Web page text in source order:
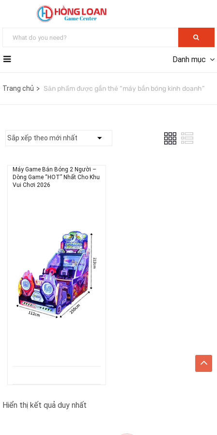
Danh mục
Trang chủ Sản phẩm được gắn thẻ “máy bắn bóng kinh doanh”
Máy Game Bắn Bóng 2 Người –
Dòng Game “HOT” Nhất Cho Khu
Vui Chơi 2026
Hiển thị kết quả duy nhất